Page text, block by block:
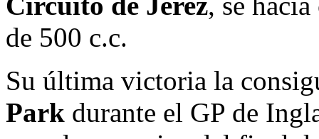
de 500 c.c.
Su última victoria la
Park durante el GP de